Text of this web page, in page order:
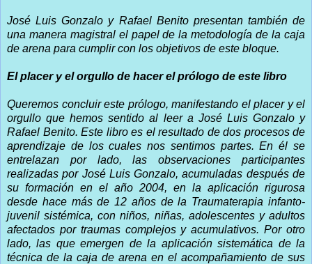
José Luis Gonzalo y Rafael Benito presentan también de
una manera magistral el papel de la metodología de la caja
de arena para cumplir con los objetivos de este bloque.
El placer y el orgullo de hacer el prólogo de este libro
Queremos concluir este prólogo, manifestando el placer y el
orgullo que hemos sentido al leer a José Luis Gonzalo y
Rafael Benito. Este libro es el resultado de dos procesos de
aprendizaje de los cuales nos sentimos partes. En él se
entrelazan por lado, las observaciones participantes
realizadas por José Luis Gonzalo, acumuladas después de
su formación en el año 2004, en la aplicación rigurosa
desde hace más de 12 años de la Traumaterapia infanto-
juvenil sistémica, con niños, niñas, adolescentes y adultos
afectados por traumas complejos y acumulativos. Por otro
lado, las que emergen de la aplicación sistemática de la
técnica de la caja de arena en el acompañamiento de sus